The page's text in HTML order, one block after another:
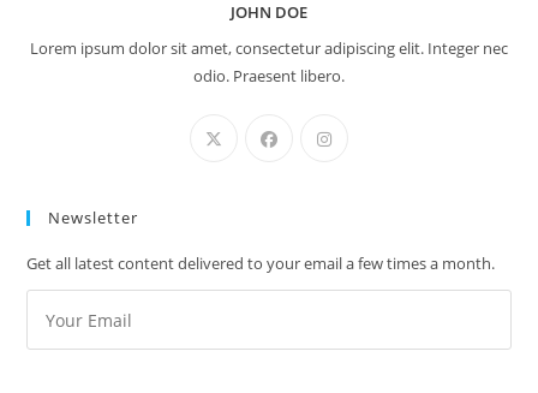
JOHN DOE
Lorem ipsum dolor sit amet, consectetur adipiscing elit. Integer nec
odio. Praesent libero.
Newsletter
Get all latest content delivered to your email a few times a month.